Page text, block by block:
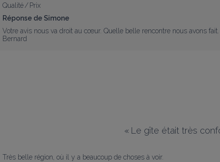
Qualité / Prix
Réponse de Simone
Votre avis nous va droit au cœur. Quelle belle rencontre nous avons
Bernard
« Le gîte était très
Très belle région, où il y a beaucoup de choses à voir.